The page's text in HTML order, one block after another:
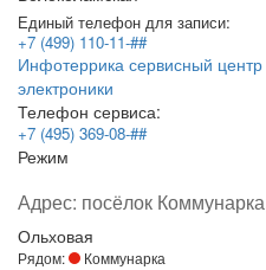
Единый телефон для записи:
+7 (499) 110-11-##
Инфотеррика сервисный
электроники
Телефон сервиса:
+7 (495) 369-08-##
Режим
Адрес: посёлок
Ольховая
Рядом: Коммунарка